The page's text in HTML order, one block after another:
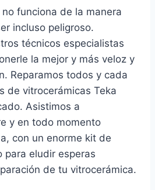
funciona de la manera
incluso peligroso.
técnicos especialistas
la mejor y más veloz y
Reparamos todos y cada
de vitrocerámicas Teka
Asistimos a
y en todo momento
con un enorme kit de
para eludir esperas
de tu vitrocerámica.